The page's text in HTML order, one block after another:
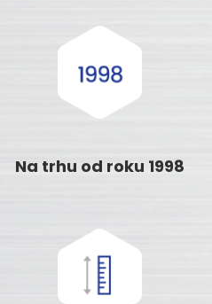
Na trhu od roku 1998